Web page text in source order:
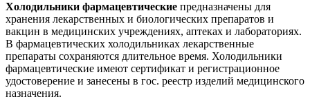
Холодильники фармацевтические предназначены для
хранения лекарственных и биологических препаратов и
вакцин в медицинских учреждениях, аптеках и лабораториях.
В фармацевтических холодильниках лекарственные
препараты сохраняются длительное время. Холодильники
фармацевтические имеют сертификат и регистрационное
удостоверение и занесены в гос. реестр изделий медицинского
назначения.